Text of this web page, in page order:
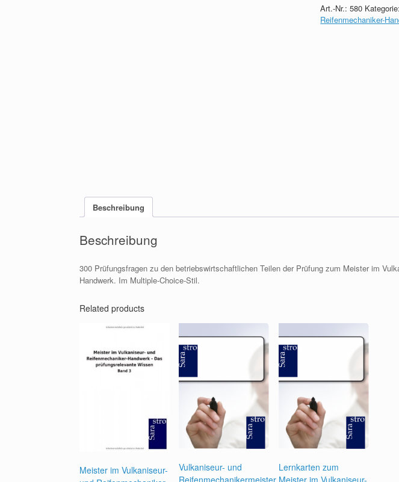
im
Vulkaniseur-
Art.-Nr.:580 Kategorie:
Reifenmechaniker-
Beschreibung
Beschreibung
300 Prüfungsfragen zu den betriebswirtschaftlichen Teilen der Prüfung zum Meister im
Handwerk. Im Multiple-Choice-Stil.
Related products
Meister im Vulkaniseur-
Vulkaniseur- und
Reifenmechanikermeister
Lernkarten zum
Meister im Vulkaniseur-